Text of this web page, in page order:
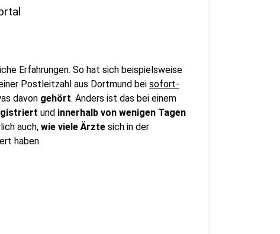
Erfahrungen. So hat sich beispielsweise
Postleitzahl aus Dortmund bei sofort-
davon gehört. Anders ist das bei einem
und innerhalb von wenigen Tagen
auch, wie viele Ärzte sich in der
haben.